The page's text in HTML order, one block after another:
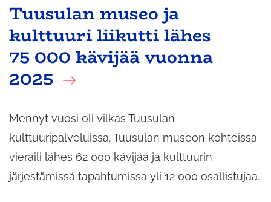
Tuusulan museo ja
kulttuuri liikutti lähes
75 000 kävijää vuonna
2025
Mennyt vuosi oli vilkas Tuusulan
kulttuuripalveluissa. Tuusulan museon kohteissa
vieraili lähes 62 000 kävijää ja kulttuurin
järjestämissä tapahtumissa yli 12 000 osallistujaa.